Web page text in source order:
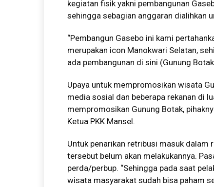
kegiatan fisik yakni pembangunan
sehingga sebagian anggaran dialihkan
“Pembangun Gasebo ini kami
merupakan icon Manokwari Selatan,
ada pembangunan di sini (Gunung
Upaya untuk mempromosikan wisata
media sosial dan beberapa rekanan di
mempromosikan Gunung Botak,
Ketua PKK Mansel.
Untuk penarikan retribusi masuk dalam
tersebut belum akan melakukannya.
perda/perbup. “Sehingga pada saat
wisata masyarakat sudah bisa paham